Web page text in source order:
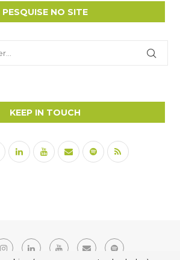
PESQUISE NO SITE
KEEP IN TOUCH